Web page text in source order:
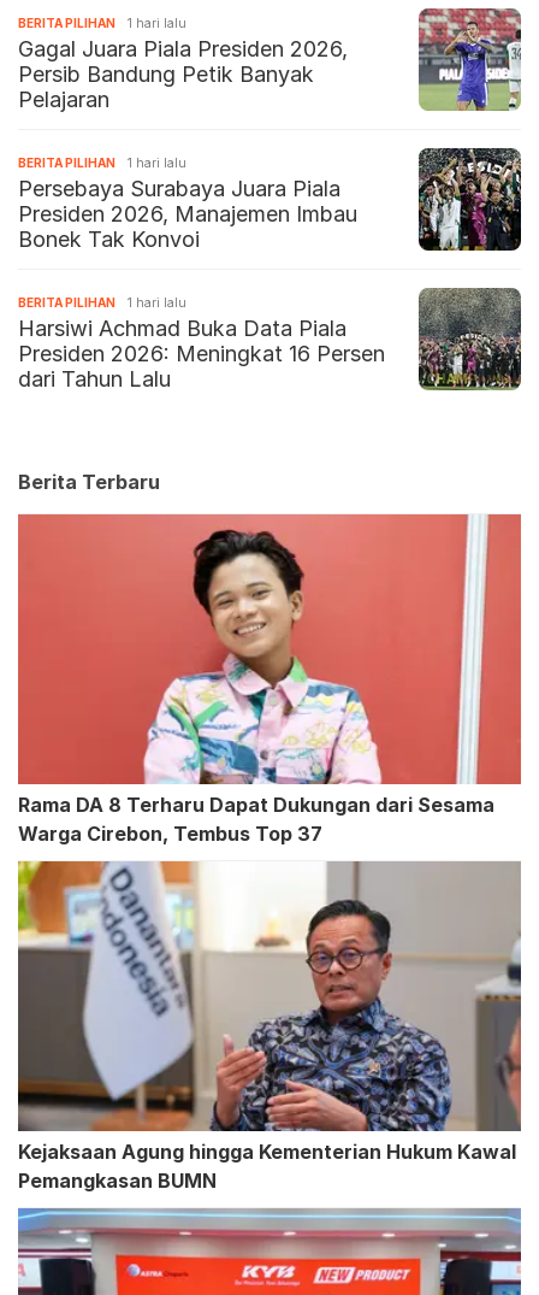
BERITA PILIHAN 1 hari lalu
Gagal Juara Piala Presiden 2026,
Persib Bandung Petik Banyak
Pelajaran
BERITA PILIHAN 1 hari lalu
Persebaya Surabaya Juara Piala
Presiden 2026, Manajemen Imbau
Bonek Tak Konvoi
BERITA PILIHAN 1 hari lalu
Harsiwi Achmad Buka Data Piala
Presiden 2026: Meningkat 16 Persen
dari Tahun Lalu
Berita Terbaru
Rama DA 8 Terharu Dapat Dukungan dari Sesama
Warga Cirebon, Tembus Top 37
Kejaksaan Agung hingga Kementerian Hukum Kawal
Pemangkasan BUMN